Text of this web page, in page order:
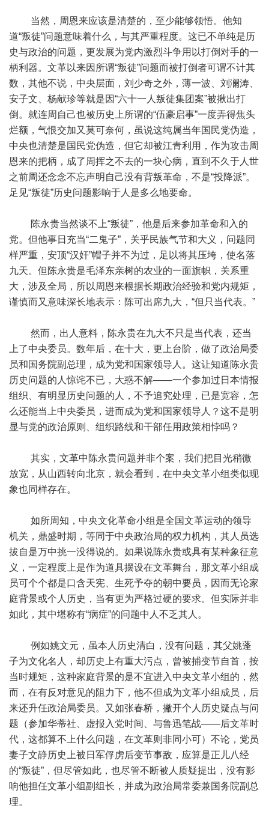
当然，周恩来应该是清楚的，至少能够领悟。他知
道“叛徒”问题意味着什么，与其严重程度。这已不单纯是历
史与政治的问题，更发展为党内激烈斗争用以打倒对手的一
柄利器。文革以来因所谓“叛徒”问题而被打倒者可谓不计其
数，其他不说，中央层面，刘少奇之外，薄一波、刘澜涛、
安子文、杨献珍等就是因“六十一人叛徒集团案”被揪出打
倒。就连周自己也被历史上所谓的“伍豪启事”一度弄得焦头
烂额，气恨交加又莫可奈何，虽说这纯属当年国民党伪造，
中央也清楚是国民党伪造，但它却被江青利用，作为攻击周
恩来的把柄，成了周挥之不去的一块心病，直到不久于人世
之前周还念念不忘声明自己没有背叛革命，不是“投降派”。
足见“叛徒”历史问题影响于人是多么地要命。
陈永贵当然谈不上“叛徒”，他是后来参加革命和入的
党。但他事日充当“二鬼子”，关乎民族气节和大义，问题同
样严重，安顶“汉奸”帽子并不为过，足以将其压垮，使名落
九天。但陈永贵是毛泽东亲树的农业的一面旗帜，关系重
大，涉及全局，所以周恩来根据长期政治经验和党内规矩，
谨慎而又意味深长地表示：陈可出席九大，“但只当代表。”
然而，出人意料，陈永贵在九大不只是当代表，还当
上了中央委员。数年后，在十大，更上台阶，做了政治局委
员和国务院副总理，成为党和国家领导人。这让知道陈永贵
历史问题的人惊诧不已，大惑不解——一个参加过日本情报
组织、有明显历史问题的人，不予追究处理，已是宽容，怎
么还能当上中央委员，进而成为党和国家领导人？这不是明
显与党的政治原则、组织路线和干部任用政策相悖吗？
其实，文革中陈永贵问题并非个案，我们把目光稍微
放宽，从山西转向北京，就会看到，在中央文革小组类似现
象也同样存在。
如所周知，中央文化革命小组是全国文革运动的领导
机关，鼎盛时期，等同于中央政治局的权力机构，其人员选
拔自是万中挑一没得说的。如果说陈永贵或具有某种象征意
义，一定程度上是作为道具摆设在文革舞台，那文革小组成
员可个个都是口含天宪、生死予夺的朝中要员，因而无论家
庭背景或个人历史，当有更为严格过硬的要求。但实际并非
如此，其中堪称有“病症”的问题中人不乏其人。
例如姚文元，虽本人历史清白，没有问题，其父姚蓬
子为文化名人，却历史上有重大污点，曾被捕变节自首，按
当时规矩，这种家庭背景的是不宜进入中央文革小组的，然
而，在有反对意见的阻力下，他不但成为文革小组成员，后
来还升任政治局委员。又如张春桥，撇开个人历史疑点与问
题（参加华蒂社、虚报入党时间、与鲁迅笔战——后文革时
代，这都算不上什么问题，在文革则非同小可）不论，党员
妻子文静历史上被日军俘虏后变节事敌，应算是正儿八经
的“叛徒”，但尽管如此，也尽管不断被人质疑提出，没有影
响他担任文革小组副组长，并成为政治局常委兼国务院副总
理。